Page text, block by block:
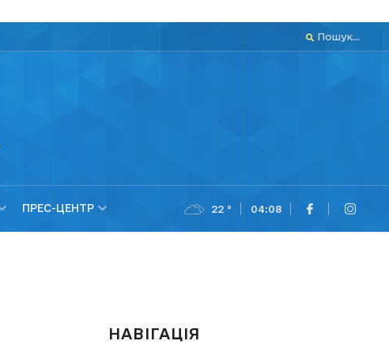
Пошук...
ПРЕС-ЦЕНТР 22 ° 04:08
НАВІГАЦІЯ